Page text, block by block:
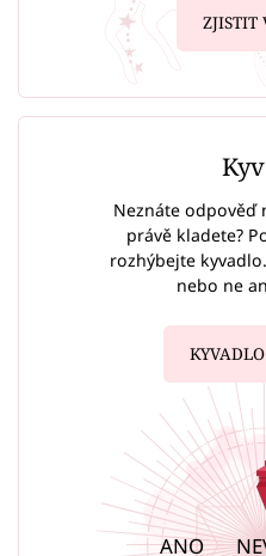
ZJISTIT
Neznáte odpověď
právě kladete?
rozhýbejte
nebo ne
ANO